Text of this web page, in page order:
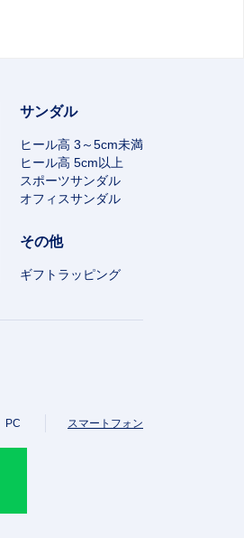
サンダル
ヒール高 3～5cm未満
ヒール高 5cm以上
スポーツサンダル
オフィスサンダル
その他
ギフトラッピング
PC スマートフォン